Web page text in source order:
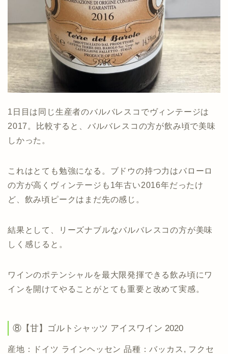
1日目は同じ生産者のバルバレスコでヴィンテージは
2017。比較すると、バルバレスコの方が飲み頃で美味
しかった。
これはとても勉強になる。ブドウの持つ力はバローロ
の方が高くヴィンテージも1年古い2016年だったけ
ど、飲み頃ピークはまだ先の感じ。
結果として、リーズナブルなバルバレスコの方が美味
しく感じると。
ワインのポテンシャルを最大限発揮できる飲み頃にワ
インを開けてやることがとても重要と改めて実感。
⑧【甘】ゴルトシャッツ アイスワイン 2020
産地：ドイツ ラインヘッセン 品種：バッカス, フクセ